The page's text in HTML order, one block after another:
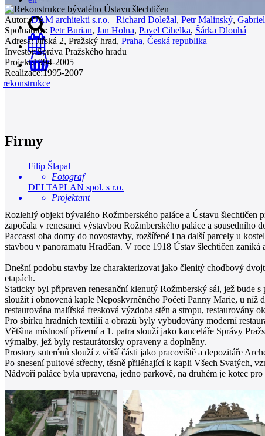
0
Autor: DAM architekti s.r.o. | Richard Doležal, Petr Malinský,
Spoluautor: Petr Burian, Jan Holna, Pavel Cihelka, Šárka Dlouhá
Adresa:Jiřská 2, Pražský hrad, Praha, Česká republika
Investor:Správa Pražského hradu
Projekt:1994-2005
Realizace:1995-2007
rekonstrukce
Firmy
Filip Šlapal
Fotograf
DELTAPLAN spol. s r.o.
Projektant
Rozlehlý objekt bývalého Rožmberského paláce a Ústavu šlechtičen
započala v renesanci výstavbou Rožmberského paláce a
Paccassi oba domy do novostavby, rozšířené i na další parcely u
stavbou v panoramatu Hradčan. V roce 1918 Ústav šlechtičen
Dnešní podobu stavby lze charakterizovat jako členitý chodbový
etapách.
Staticky byl připraven renesanční klenutý Rožmberský sál, jež bude
sloužit i obnovená kaple Neposkvrněného Početí Panny Marie, u níž
restaurována malířská fresková výzdoba stěn a stropu, restaurovány
Pro sbírku hradních textilií a obrazů byly vybudovány moderní
Většina místností přízemí a 1. patra slouží jako kanceláře Správy
výmalby, jež byly restaurátorsky opraveny a doplněny.
Prostory suterénů slouží z větší části jako pracoviště a depozitáře
Po snesení pultové střechy, těsně přiléhající k kapli Všech Svatých,
Nádvoří paláce byla upravena, jedno parkově, na druhém je kotec